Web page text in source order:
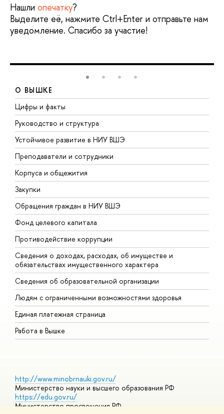
Нашли опечатку?
Выделите её, нажмите Ctrl+Enter и отправьте нам
уведомление. Спасибо за участие!
О ВЫШКЕ
Цифры и факты
Руководство и структура
Устойчивое развитие в НИУ ВШЭ
Преподаватели и сотрудники
Корпуса и общежития
Закупки
Обращения граждан в НИУ ВШЭ
Фонд целевого капитала
Противодействие коррупции
Сведения о доходах, расходах, об имуществе и
обязательствах имущественного характера
Сведения об образовательной организации
Людям с ограниченными возможностями здоровья
Единая платежная страница
Работа в Вышке
http://www.minobrnauki.gov.ru/
Министерство науки и высшего образования РФ
https://edu.gov.ru/
Министерство просвещения РФ